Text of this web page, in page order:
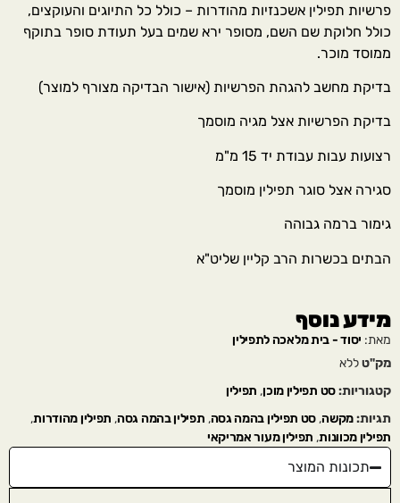
פרשיות תפילין אשכנזיות מהודרות – כולל כל התיוגים והעוקצים,
כולל חלוקת שם השם, מסופר ירא שמים בעל תעודת סופר בתוקף
ממוסד מוכר.
בדיקת מחשב להגהת הפרשיות (אישור הבדיקה מצורף למוצר)
בדיקת הפרשיות אצל מגיה מוסמך
רצועות עבות עבודת יד 15 מ"מ
סגירה אצל סוגר תפילין מוסמך
גימור ברמה גבוהה
הבתים בכשרות הרב קליין שליט"א
מידע נוסף
מאת: יסוד - בית מלאכה לתפילין
מק"טללא
קטגוריות:סט תפילין מוכן, תפילין
תגיות:מקשה, סט תפילין בהמה גסה, תפילין בהמה גסה, תפילין מהודרות,
תפילין מכוונות, תפילין מעור אמריקאי
תכונות המוצר